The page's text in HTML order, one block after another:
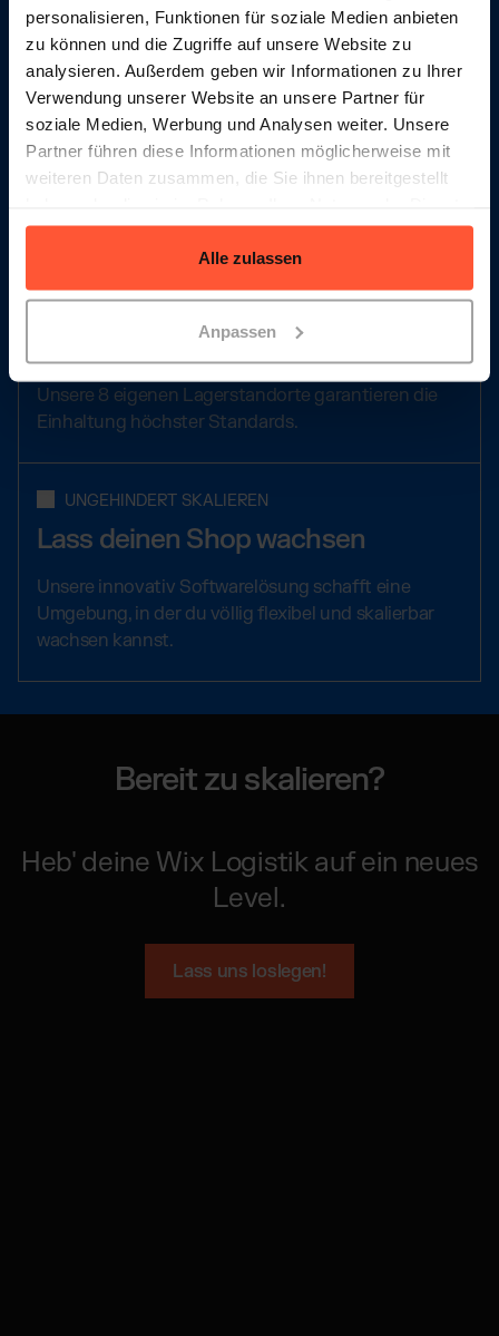
personalisieren, Funktionen für soziale Medien anbieten
zu können und die Zugriffe auf unsere Website zu
analysieren. Außerdem geben wir Informationen zu Ihrer
Verwendung unserer Website an unsere Partner für
soziale Medien, Werbung und Analysen weiter. Unsere
Partner führen diese Informationen möglicherweise mit
weiteren Daten zusammen, die Sie ihnen bereitgestellt
gesammelt haben.
Alle zulassen
Anpassen
EIN GANZ NEUES LEVEL
Wix API
Optimale Wix Schnittstelle, einfache Integration
und Echtzeit-Lagermanagement.
EROBERE NEUE MÄRKTE
Weltweite Logistik
Mit unserem internationalen Fulfillment Netzwerk
erobert dein Wix Shop die Welt!
Unsere 8 eigenen Lagerstandorte garantieren die
Einhaltung höchster Standards.
UNGEHINDERT SKALIEREN
Lass deinen Shop wachsen
Unsere innovativ Softwarelösung schafft eine
Umgebung, in der du völlig flexibel und skalierbar
wachsen kannst.
Bereit zu skalieren?
Heb' deine Wix Logistik auf ein neues
Level.
Lass uns loslegen!